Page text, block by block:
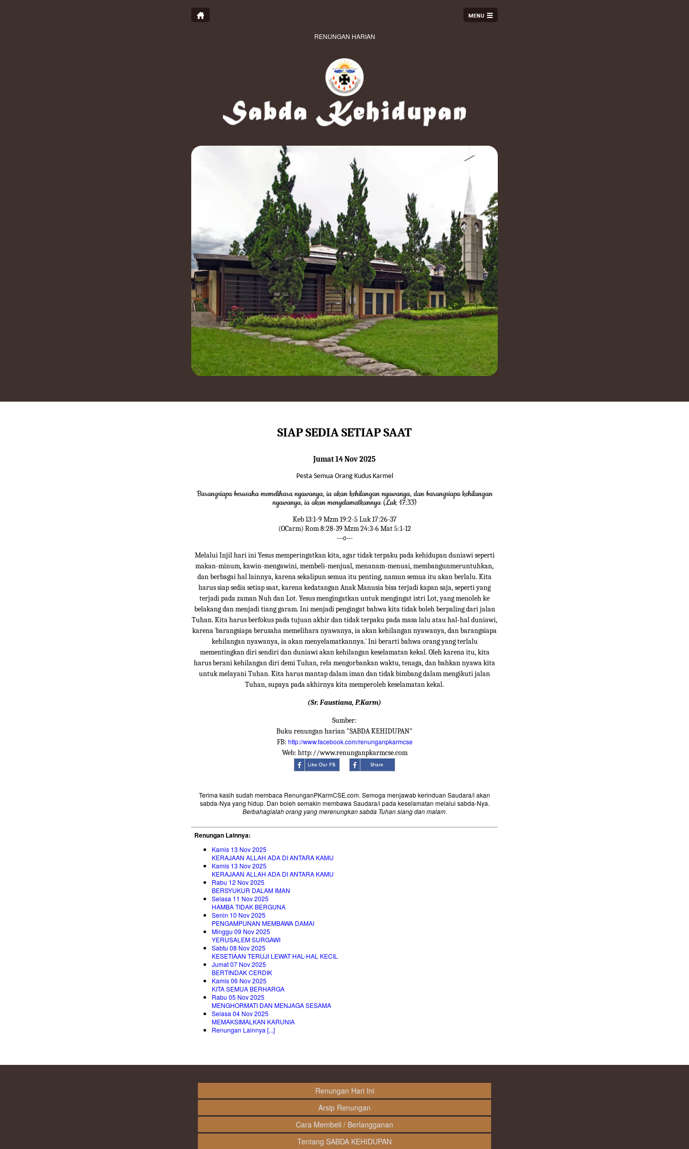
RENUNGAN HARIAN
SIAP SEDIA SETIAP SAAT
Jumat 14 Nov 2025
Pesta Semua Orang Kudus Karmel
Barangsiapa berusaha memelihara nyawanya, ia akan kehilangan nyawanya, dan barangsiapa kehilangan
nyawanya, ia akan menyelamatkannya (Luk 17:33)
Keb 13:1-9 Mzm 19:2-5 Luk 17:26-37
(OCarm) Rom 8:28-39 Mzm 24:3-6 Mat 5:1-12
---o---
Melalui Injil hari ini Yesus memperingatkan kita, agar tidak terpaku pada kehidupan duniawi seperti
makan-minum, kawin-mengawini, membeli-menjual, menanam-menuai, membangunmeruntuhkan,
dan berbagai hal lainnya, karena sekalipun semua itu penting, namun semua itu akan berlalu. Kita
harus siap sedia setiap saat, karena kedatangan Anak Manusia bisa terjadi kapan saja, seperti yang
terjadi pada zaman Nuh dan Lot. Yesus mengingatkan untuk mengingat istri Lot, yang menoleh ke
belakang dan menjadi tiang garam. Ini menjadi pengingat bahwa kita tidak boleh berpaling dari jalan
Tuhan. Kita harus berfokus pada tujuan akhir dan tidak terpaku pada masa lalu atau hal-hal duniawi,
karena `barangsiapa berusaha memelihara nyawanya, ia akan kehilangan nyawanya, dan barangsiapa
kehilangan nyawanya, ia akan menyelamatkannya.` Ini berarti bahwa orang yang terlalu
mementingkan diri sendiri dan duniawi akan kehilangan keselamatan kekal. Oleh karena itu, kita
harus berani kehilangan diri demi Tuhan, rela mengorbankan waktu, tenaga, dan bahkan nyawa kita
untuk melayani Tuhan. Kita harus mantap dalam iman dan tidak bimbang dalam mengikuti jalan
Tuhan, supaya pada akhirnya kita memperoleh keselamatan kekal.
(Sr. Faustiana, P.Karm)
Sumber:
Buku renungan harian "SABDA KEHIDUPAN"
FB: http://www.facebook.com/renunganpkarmcse
Web: http://www.renunganpkarmcse.com
Terima kasih sudah membaca RenunganPKarmCSE.com. Semoga menjawab kerinduan Saudara/i akan
sabda-Nya yang hidup. Dan boleh semakin membawa Saudara/i pada keselamatan melalui sabda-Nya.
Berbahagialah orang yang merenungkan sabda Tuhan siang dan malam.
Renungan Lainnya:
Kamis 13 Nov 2025
KERAJAAN ALLAH ADA DI ANTARA KAMU
Kamis 13 Nov 2025
KERAJAAN ALLAH ADA DI ANTARA KAMU
Rabu 12 Nov 2025
BERSYUKUR DALAM IMAN
Selasa 11 Nov 2025
HAMBA TIDAK BERGUNA
Senin 10 Nov 2025
PENGAMPUNAN MEMBAWA DAMAI
Minggu 09 Nov 2025
YERUSALEM SURGAWI
Sabtu 08 Nov 2025
KESETIAAN TERUJI LEWAT HAL-HAL KECIL
Jumat 07 Nov 2025
BERTINDAK CERDIK
Kamis 06 Nov 2025
KITA SEMUA BERHARGA
Rabu 05 Nov 2025
MENGHORMATI DAN MENJAGA SESAMA
Selasa 04 Nov 2025
MEMAKSIMALKAN KARUNIA
Renungan Lainnya [...]
Renungan Hari Ini
Arsip Renungan
Cara Membeli / Berlangganan
Tentang SABDA KEHIDUPAN